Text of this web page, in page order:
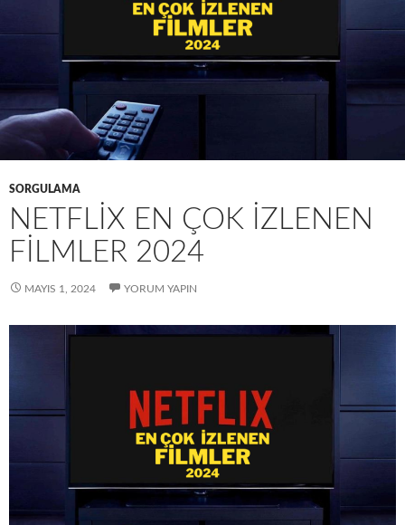
SORGULAMA
NETFLIX EN ÇOK İZLENEN
FILMLER 2024
MAYIS 1, 2024 YORUM YAPIN